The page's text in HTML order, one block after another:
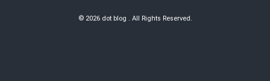
© 2026 dot blog . All Rights Reserved.